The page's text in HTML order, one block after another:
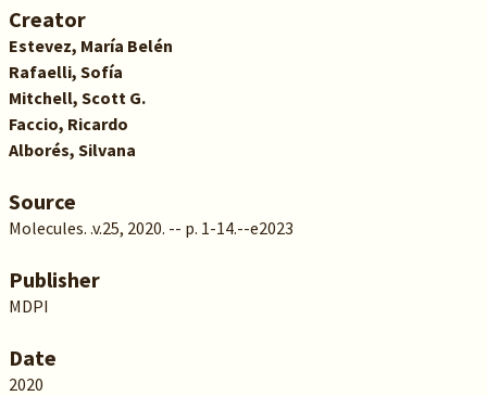
Creator
Estevez, María Belén
Rafaelli, Sofía
Mitchell, Scott G.
Faccio, Ricardo
Alborés, Silvana
Source
Molecules. .v.25, 2020. -- p. 1-14.--e2023
Publisher
MDPI
Date
2020